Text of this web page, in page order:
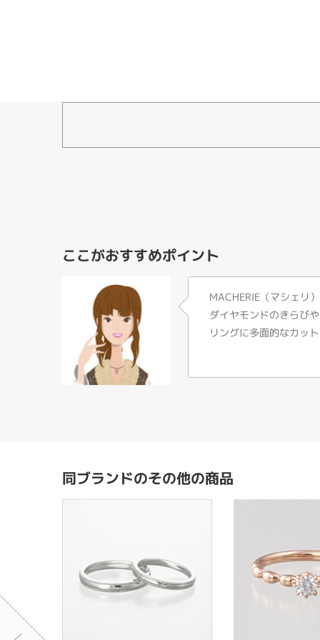
ここがおすすめポイント
MACHERIE（マシェリ
ダイヤモンドのきらび
リングに多面的なカッ
同ブランドのその他の商品